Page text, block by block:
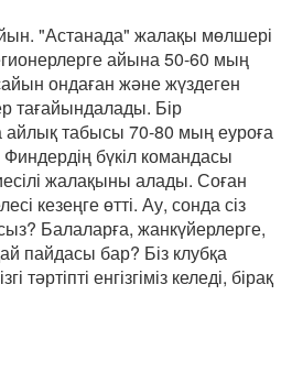
"Астанада" жалақы мөлшері
айына 50-60 мың
ондаған және жүздеген
тағайындалады. Бір
табысы 70-80 мың еуроға
бүкіл командасы
жалақыны алады. Соған
кезеңге өтті. Ау, сонда сіз
Балаларға, жанкүйерлерге,
пайдасы бар? Біз клубқа
тәртіпті енгізгіміз келеді, бірақ